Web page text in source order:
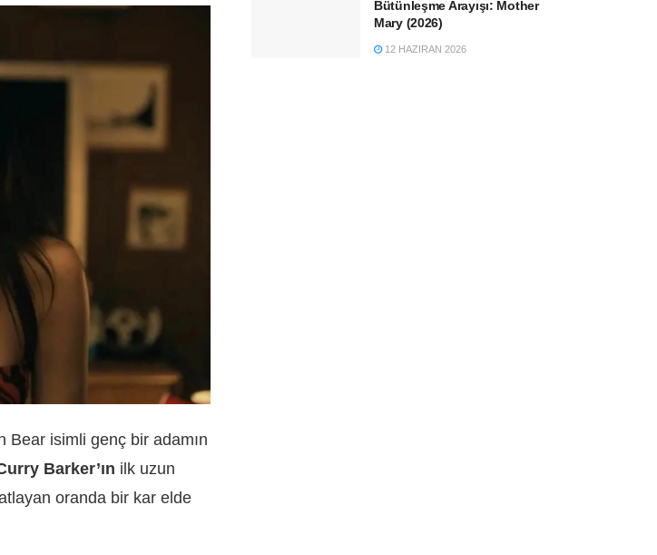
Bear isimli genç bir adamın
Barker’ın ilk uzun
oranda bir kar elde
Bütünleşme Arayışı: Mother
Mary (2026)
12 HAZIRAN 2026